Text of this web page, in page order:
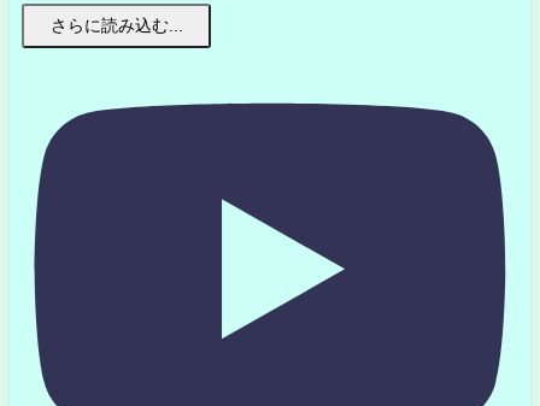
さらに読み込む...